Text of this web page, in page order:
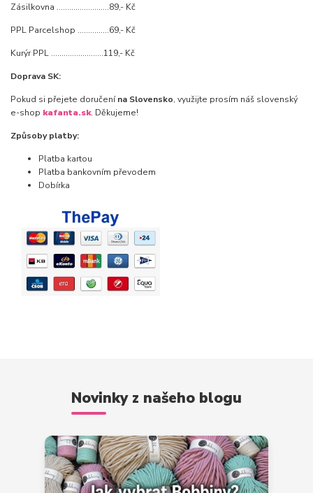
Zásilkovna .........................89,- Kč
PPL Parcelshop ...............69,- Kč
Kurýr PPL .........................119,- Kč
Doprava SK:
Pokud si přejete doručenína Slovensko, využijte prosím náš slovenský
e-shop kafanta.sk. Děkujeme!
Způsoby platby:
Platba kartou
Platba bankovním převodem
Dobírka
Novinky z našeho blogu